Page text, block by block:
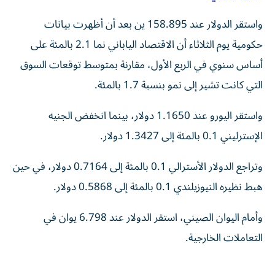
واستقر الدولار عند 158.895 ين بعد أن أظهرت بيانات
حكومية يوم الثلاثاء أن الاقتصاد الياباني نما 2.1 بالمئة على
أساس سنوي في الربع الأول، مقارنة بمتوسط توقعات ⁠السوق
التي كانت تشير إلى نمو بنسبة 1.7 بالمئة.
واستقر اليورو عند 1.1650 دولار، بينما انخفض الجنيه
الإسترليني 0.1 ⁠بالمئة إلى 1.3427 دولار.
وتراجع الدولار الأسترالي 0.1 بالمئة إلى 0.7164 دولار، في حين
هبط ​نظيره النيوزيلندي 0.1 بالمئة إلى 0.5868 دولار.
وأمام اليوان الصيني، استقر الدولار عند 6.798 يوان في
التعاملات الخارجية.